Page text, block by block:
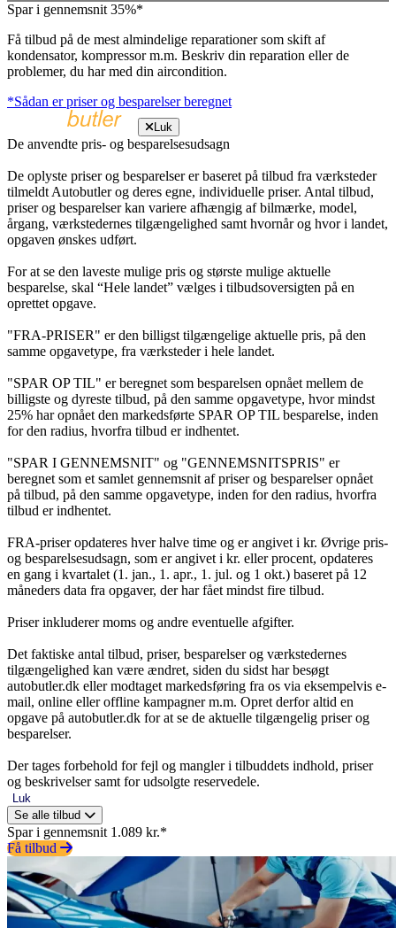
Spar i gennemsnit 35%*
Få tilbud på de mest almindelige reparationer som skift af
kondensator, kompressor m.m. Beskriv din reparation eller de
problemer, du har med din aircondition.
*Sådan er priser og besparelser beregnet
Luk
De anvendte pris- og besparelsesudsagn
De oplyste priser og besparelser er baseret på tilbud fra værksteder
tilmeldt Autobutler og deres egne, individuelle priser. Antal tilbud,
priser og besparelser kan variere afhængig af bilmærke, model,
årgang, værkstedernes tilgængelighed samt hvornår og hvor i landet,
opgaven ønskes udført.
For at se den laveste mulige pris og største mulige aktuelle
besparelse, skal “Hele landet” vælges i tilbudsoversigten på en
oprettet opgave.
"FRA-PRISER" er den billigst tilgængelige aktuelle pris, på den
samme opgavetype, fra værksteder i hele landet.
"SPAR OP TIL" er beregnet som besparelsen opnået mellem de
billigste og dyreste tilbud, på den samme opgavetype, hvor mindst
25% har opnået den markedsførte SPAR OP TIL besparelse, inden
for den radius, hvorfra tilbud er indhentet.
"SPAR I GENNEMSNIT" og "GENNEMSNITSPRIS" er
beregnet som et samlet gennemsnit af priser og besparelser opnået
på tilbud, på den samme opgavetype, inden for den radius, hvorfra
tilbud er indhentet.
FRA-priser opdateres hver halve time og er angivet i kr. Øvrige pris-
og besparelsesudsagn, som er angivet i kr. eller procent, opdateres
en gang i kvartalet (1. jan., 1. apr., 1. jul. og 1 okt.) baseret på 12
måneders data fra opgaver, der har fået mindst fire tilbud.
Priser inkluderer moms og andre eventuelle afgifter.
Det faktiske antal tilbud, priser, besparelser og værkstedernes
tilgængelighed kan være ændret, siden du sidst har besøgt
autobutler.dk eller modtaget markedsføring fra os via eksempelvis e-
mail, online eller offline kampagner m.m. Opret derfor altid en
opgave på autobutler.dk for at se de aktuelle tilgængelig priser og
besparelser.
Der tages forbehold for fejl og mangler i tilbuddets indhold, priser
og beskrivelser samt for udsolgte reservedele.
Luk
Se alle tilbud
Spar i gennemsnit 1.089 kr.*
Få tilbud